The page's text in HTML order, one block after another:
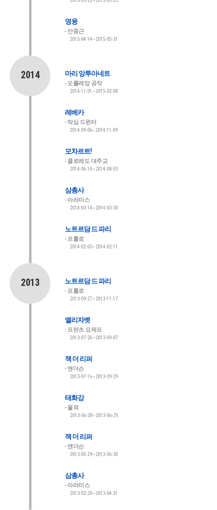
영웅
안중근
2015-04-14~2015-05-31
2014 마리 앙투아네트
오를레앙 공작
2014-11-01~2015-02-08
레베카
막심 드윈터
2014-09-06~2014-11-09
모차르트!
콜로레도 대주교
2014-06-14~2014-08-03
삼총사
아라미스
2014-03-14~2014-03-30
노트르담 드 파리
프롤로
2014-02-03~2014-02-11
2013 노트르담 드 파리
프롤로
2013-09-27~2013-11-17
엘리자벳
프란츠 요제프
2013-07-26~2013-09-07
잭 더 리퍼
앤더슨
2013-07-16~2013-09-29
태화강
울뫼
2013-06-28~2013-06-29
잭 더 리퍼
앤더슨
2013-05-29~2013-06-30
삼총사
아라미스
2013-02-20~2013-04-21